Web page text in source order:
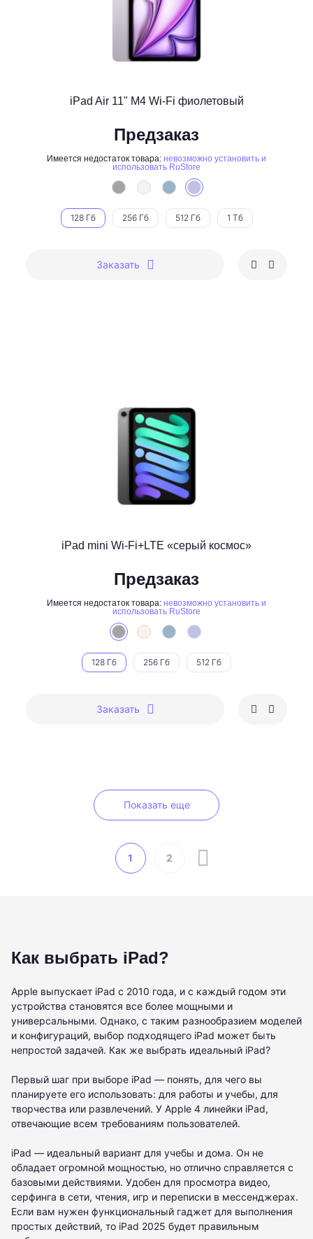
iPad Air 11" M4 Wi-Fi фиолетовый
Предзаказ
Имеется недостаток товара: невозможно установить и
использовать RuStore
128 Гб 256 Гб 512 Гб 1 Тб
Заказать
iPad mini Wi-Fi+LTE «серый космос»
Предзаказ
Имеется недостаток товара: невозможно установить и
использовать RuStore
128 Гб 256 Гб 512 Гб
Заказать
Показать еще
1 2
Как выбрать iPad?
Apple выпускает iPad с 2010 года, и с каждый годом эти
устройства становятся все более мощными и
универсальными. Однако, с таким разнообразием моделей
и конфигураций, выбор подходящего iPad может быть
непростой задачей. Как же выбрать идеальный iPad?
Первый шаг при выборе iPad — понять, для чего вы
планируете его использовать: для работы и учебы, для
творчества или развлечений. У Apple 4 линейки iPad,
отвечающие всем требованиям пользователей.
iPad — идеальный вариант для учебы и дома. Он не
обладает огромной мощностью, но отлично справляется с
базовыми действиями. Удобен для просмотра видео,
серфинга в сети, чтения, игр и переписки в мессенджерах.
Если вам нужен функциональный гаджет для выполнения
простых действий, то iPad 2025 будет правильным